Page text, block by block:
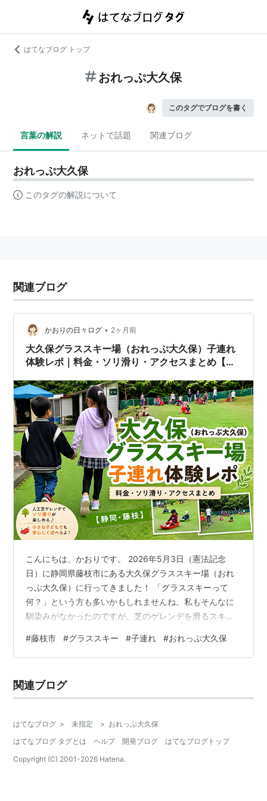
はてなブログ トップ
おれっぷ大久保
このタグでブログを書く
言葉の解説 ネットで話題 関連ブログ
おれっぷ大久保
このタグの解説について
関連ブログ
かおりの日々ログ • 2ヶ月前
大久保グラススキー場（おれっぷ大久保）子連れ
体験レポ｜料金・ソリ滑り・アクセスまとめ【静
こんにちは、かおりです。 2026年5月3日（憲法記念
日）に静岡県藤枝市にある大久保グラススキー場（おれ
っぷ大久保）に行ってきました！ 「グラススキーって
何？」という方も多いかもしれませんね。私もそんなに
馴染みがなかったのですが、芝のゲレンデを滑るスキー
ポットなんです。 この記事ではこんなことが分かりま
す。 ✔ 大久保グラススキー場ってどんな場所？ ✔ 料金
た感想は？ 大久保グラススキー場（おれっぷ大久保）と
は？ 基本情報 料金一覧 スポーツアイテム（グラススキ
#藤枝市 #グラススキー #子連れ #おれっぷ大久保
関連ブログ
はてなブログ > 未指定 > おれっぷ大久保
はてなブログ タグとは
ヘルプ 開発ブログ
はてなブログトップ
Copyright (C) 2001-2026 Hatena.